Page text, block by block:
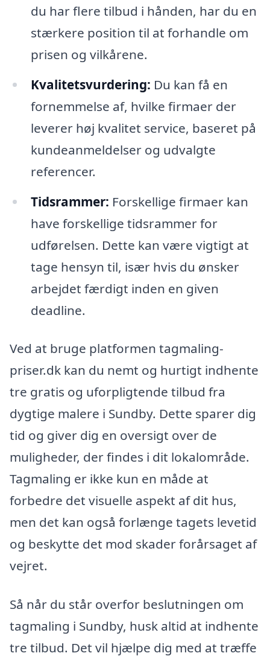
du har flere tilbud i hånden, har du en
stærkere position til at forhandle om
prisen og vilkårene.
Kvalitetsvurdering: Du kan få en
fornemmelse af, hvilke firmaer der
leverer høj kvalitet service, baseret på
kundeanmeldelser og udvalgte
referencer.
Tidsrammer: Forskellige firmaer kan
have forskellige tidsrammer for
udførelsen. Dette kan være vigtigt at
tage hensyn til, især hvis du ønsker
arbejdet færdigt inden en given
deadline.
Ved at bruge platformen tagmaling-
priser.dk kan du nemt og hurtigt indhente
tre gratis og uforpligtende tilbud fra
dygtige malere i Sundby. Dette sparer dig
tid og giver dig en oversigt over de
muligheder, der findes i dit lokalområde.
Tagmaling er ikke kun en måde at
forbedre det visuelle aspekt af dit hus,
men det kan også forlænge tagets levetid
og beskytte det mod skader forårsaget af
vejret.
Så når du står overfor beslutningen om
tagmaling i Sundby, husk altid at indhente
tre tilbud. Det vil hjælpe dig med at træffe